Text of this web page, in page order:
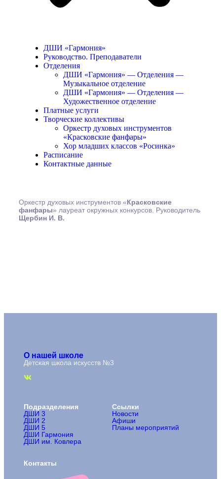
ДШИ «Гармония»
Руководство. Преподаватели
Отделения
ДШИ «Гармония» — Отделения —
Музыкальное отделение
ДШИ «Гармония» — Отделения —
Художественное отделение
Платные услуги
Творческие коллективы
Оркестр духовых инструментов
«Красковские фанфары»
Хор младших классов «Росинка»
Расписание
Контактные данные
Оркестр духовых инструментов «Красковские
фанфары» лауреат окружных конкурсов. Руководитель
Щербин И. В.
О нашей школе
Детская школа искусств №3
Подразделения
ДШИ 3
ДШИ 2
ДШИ 5
ДШИ Гармония
ДШИ им. Ковлера
Ссылки
Новости
Афиши
Планы мероприятий
Контакты